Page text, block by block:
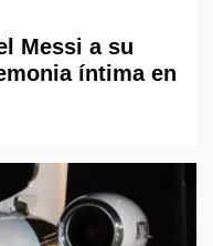
Messi a su
íntima en